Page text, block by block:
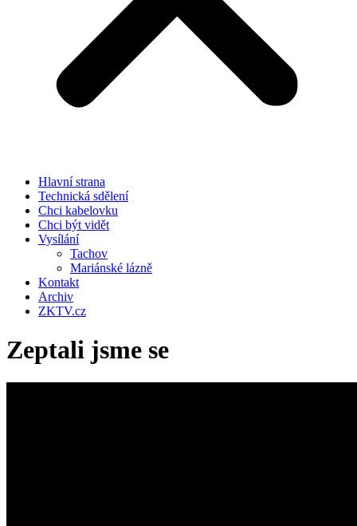
Hlavní strana
Technická sdělení
Chci kabelovku
Chci být vidět
Vysílání
Tachov
Mariánské lázně
Kontakt
Archiv
ZKTV.cz
Zeptali jsme se